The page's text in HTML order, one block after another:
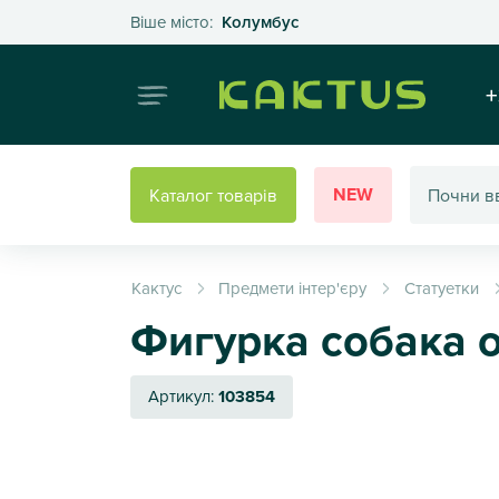
Віше місто: КолумбусОберіть своє місто
Каталог товарів NEW
Кактус Предмети інтер'єру Статуетки
Фигурка собака
Артикул:103854